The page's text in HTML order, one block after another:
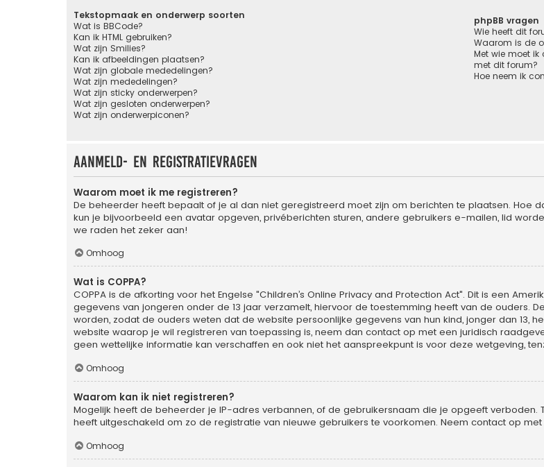
Tekstopmaak en onderwerp soorten
Wat is BBCode?
Kan ik HTML gebruiken?
Wat zijn Smilies?
Kan ik afbeeldingen plaatsen?
Wat zijn globale mededelingen?
Wat zijn mededelingen?
Wat zijn sticky onderwerpen?
Wat zijn gesloten onderwerpen?
Wat zijn onderwerpiconen?
phpBB vragen
Wie heeft dit
Waarom is de
Met wie moet
met dit forum?
Hoe neem ik
Aanmeld- en registratievragen
Waarom moet ik me registreren?
De beheerder heeft bepaalt of je al dan niet geregistreerd moet zijn om berichten te plaatsen. Hoe
kun je bijvoorbeeld een avatar opgeven, privéberichten sturen, andere gebruikers e-mailen, lid
we raden het zeker aan!
Omhoog
Wat is COPPA?
COPPA is de afkorting voor het Engelse "Children’s Online Privacy and Protection Act". Dit is een
gegevens van jongeren onder de 13 jaar verzamelt, hiervoor de toestemming heeft van de ouders.
worden, zodat de ouders weten dat de website persoonlijke gegevens van hun kind, jonger dan 13,
website waarop je wil registreren van toepassing is, neem dan contact op met een juridisch
geen wettelijke informatie kan verschaffen en ook niet het aanspreekpunt is voor deze wetgeving,
Omhoog
Waarom kan ik niet registreren?
Mogelijk heeft de beheerder je IP-adres verbannen, of de gebruikersnaam die je opgeeft
heeft uitgeschakeld om zo de registratie van nieuwe gebruikers te voorkomen. Neem contact op
Omhoog